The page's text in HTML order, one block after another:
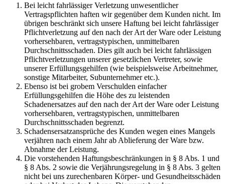
Bei leicht fahrlässiger Verletzung unwesentlicher
Vertragspflichten haften wir gegenüber dem Kunden nicht. Im
übrigen beschränkt sich unsere Haftung bei leicht fahrlässiger
Pflichtverletzung auf den nach der Art der Ware oder Leistung
vorhersehbaren, vertragstypischen, unmittelbaren
Durchschnittsschaden. Dies gilt auch bei leicht fahrlässigen
Pflichtverletzungen unserer gesetzlichen Vertreter, sowie
unserer Erfüllungsgehilfen (wie beispielsweise Arbeitnehmer,
sonstige Mitarbeiter, Subunternehmer etc.).
Ebenso ist bei grobem Verschulden einfacher
Erfüllungsgehilfen die Höhe des zu leistenden
Schadenersatzes auf den nach der Art der Ware oder Leistung
vorhersehbaren, vertragstypischen, unmittelbaren
Durchschnittsschaden begrenzt.
Schadensersatzansprüche des Kunden wegen eines Mangels
verjähren nach einem Jahr ab Ablieferung der Ware bzw.
Abnahme der Leistung.
Die vorstehenden Haftungsbeschränkungen in § 8 Abs. 1 und
§ 8 Abs. 2 sowie die Verjährungsregelung in § 8 Abs. 3 gelten
nicht bei uns zurechenbaren Körper- und Gesundheitsschäden